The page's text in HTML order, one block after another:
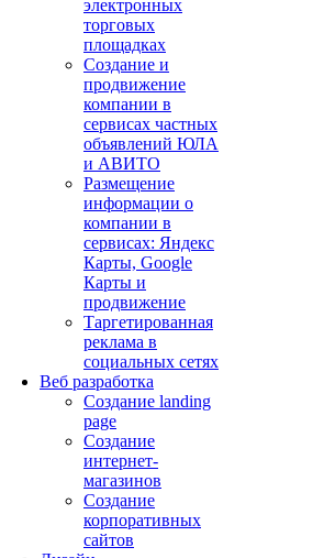
электронных
торговых
площадках
Создание и
продвижение
компании в
сервисах частных
объявлений ЮЛА
и АВИТО
Размещение
информации о
компании в
сервисах: Яндекс
Карты, Google
Карты и
продвижение
Таргетированная
реклама в
социальных сетях
Веб разработка
Создание landing
page
Создание
интернет-
магазинов
Создание
корпоративных
сайтов